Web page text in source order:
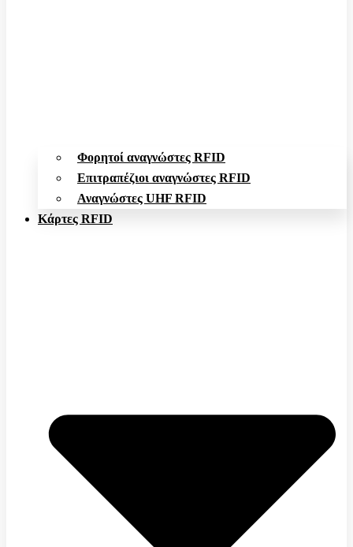
Φορητοί αναγνώστες RFID
Επιτραπέζιοι αναγνώστες RFID
Αναγνώστες UHF RFID
Κάρτες RFID